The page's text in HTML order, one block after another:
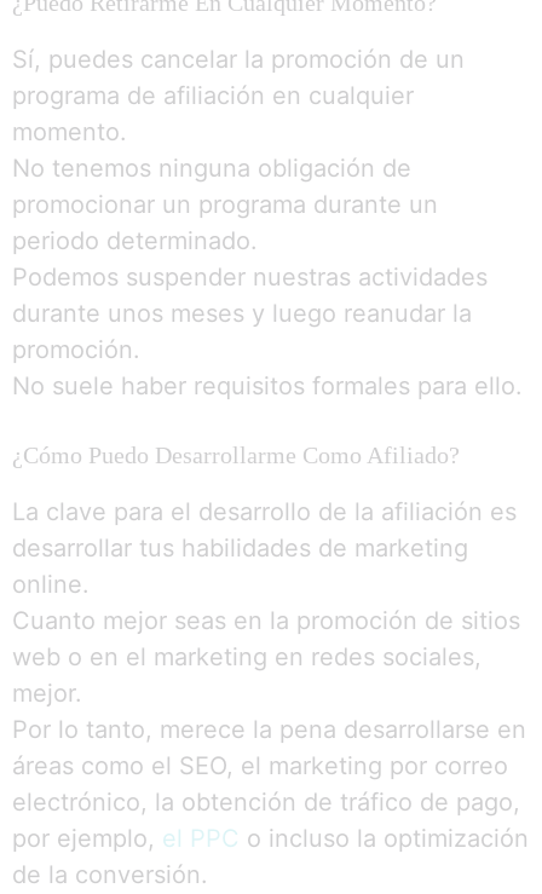
Sí, puedes cancelar la promoción de un
programa de afiliación en cualquier
momento.
No tenemos ninguna obligación de
promocionar un programa durante un
periodo determinado.
Podemos suspender nuestras actividades
durante unos meses y luego reanudar la
promoción.
No suele haber requisitos formales para ello.
¿Cómo Puedo Desarrollarme Como Afiliado?
La clave para el desarrollo de la afiliación es
desarrollar tus habilidades de marketing
online.
Cuanto mejor seas en la promoción de sitios
web o en el marketing en redes sociales,
mejor.
Por lo tanto, merece la pena desarrollarse en
áreas como el SEO, el marketing por correo
electrónico, la obtención de tráfico de pago,
por ejemplo, el PPC o incluso la optimización
de la conversión.